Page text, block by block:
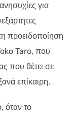
για
προειδοποίηση
Taro, που
που θέτει σε
επίκαιρη.
όταν το